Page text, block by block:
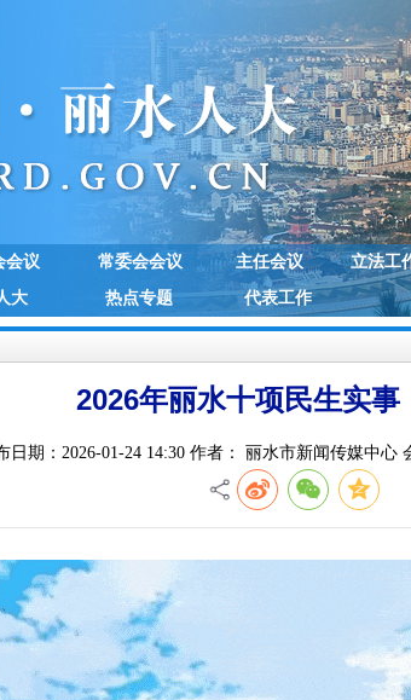
会议 常委会会议 主任会议 立法工
大 热点专题 代表工作
2026年丽水十项民生实事
日期：2026-01-24 14:30 作者： 丽水市新闻传媒中心